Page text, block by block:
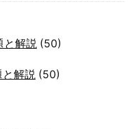
と解説(50)
と解説(50)